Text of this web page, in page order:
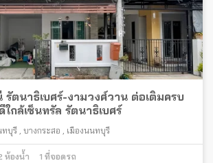
รัตนาธิเบศร์-งามวงศ์วาน ต่อเติมครบ
กล้เซ็นทรัล รัตนาธิเบศร์
ทบุรี บางกระสอ เมืองนนทบุรี
ห้องน้ำ 1 ที่จอดรถ